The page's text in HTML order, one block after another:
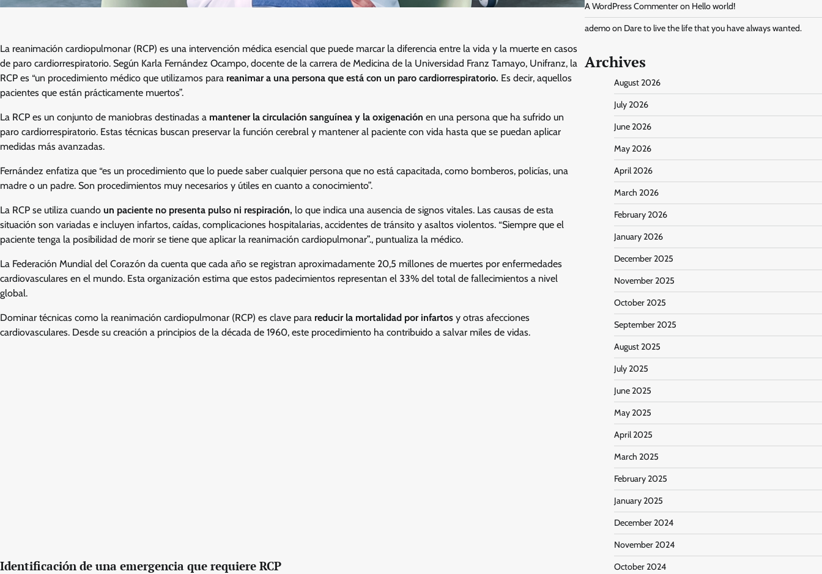
La reanimación cardiopulmonar (RCP) es una intervención médica esencial que puede marcar la diferencia entre la vida y la muerte en casos
de paro cardiorrespiratorio. Según Karla Fernández Ocampo, docente de la carrera de Medicina de la Universidad Franz Tamayo, Unifranz, la
RCP es “un procedimiento médico que utilizamos para reanimar a una persona que está con un paro cardiorrespiratorio. Es decir, aquellos
pacientes que están prácticamente muertos”.
La RCP es un conjunto de maniobras destinadas a mantener la circulación sanguínea y la oxigenación en una persona que ha sufrido un
paro cardiorrespiratorio. Estas técnicas buscan preservar la función cerebral y mantener al paciente con vida hasta que se puedan aplicar
medidas más avanzadas.
Fernández enfatiza que “es un procedimiento que lo puede saber cualquier persona que no está capacitada, como bomberos, policías, una
madre o un padre. Son procedimientos muy necesarios y útiles en cuanto a conocimiento”.
La RCP se utiliza cuando un paciente no presenta pulso ni respiración, lo que indica una ausencia de signos vitales. Las causas de esta
situación son variadas e incluyen infartos, caídas, complicaciones hospitalarias, accidentes de tránsito y asaltos violentos. “Siempre que el
paciente tenga la posibilidad de morir se tiene que aplicar la reanimación cardiopulmonar”., puntualiza la médico.
La Federación Mundial del Corazón da cuenta que cada año se registran aproximadamente 20,5 millones de muertes por enfermedades
cardiovasculares en el mundo. Esta organización estima que estos padecimientos representan el 33% del total de fallecimientos a nivel
global.
Dominar técnicas como la reanimación cardiopulmonar (RCP) es clave para reducir la mortalidad por infartos y otras afecciones
cardiovasculares. Desde su creación a principios de la década de 1960, este procedimiento ha contribuido a salvar miles de vidas.
Identificación de una emergencia que requiere RCP
A WordPress Commenteron Hello world!
ademoon Dare to live the life that you have always wanted.
Archives
August 2026
July 2026
June 2026
May 2026
April 2026
March 2026
February 2026
January 2026
December 2025
November 2025
October 2025
September 2025
August 2025
July 2025
June 2025
May 2025
April 2025
March 2025
February 2025
January 2025
December 2024
November 2024
October 2024